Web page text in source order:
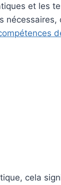
et les
nécessaires,
cela